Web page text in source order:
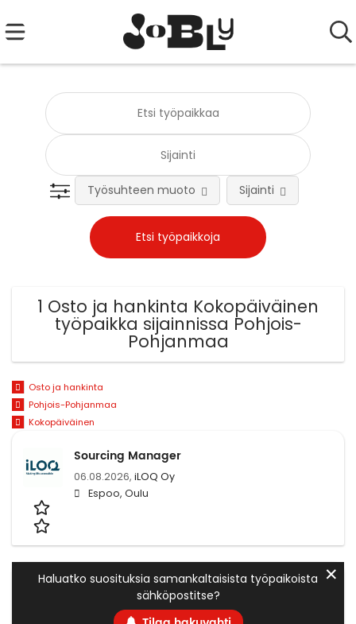
Työsuhteen muoto Sijainti
1 Osto ja hankinta Kokopäiväinen
työpaikka sijainnissa Pohjois-
Pohjanmaa
Osto ja hankinta
Pohjois-Pohjanmaa
Kokopäiväinen
Sourcing Manager
06.08.2026, iLOQ Oy
Espoo, Oulu
Haluatko suosituksia samankaltaisista työpaikoista
sähköpostitse?
✕